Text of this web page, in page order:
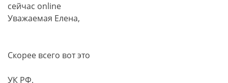
сейчас online
Уважаемая Елена,
Скорее всего вот это
УК РФ.